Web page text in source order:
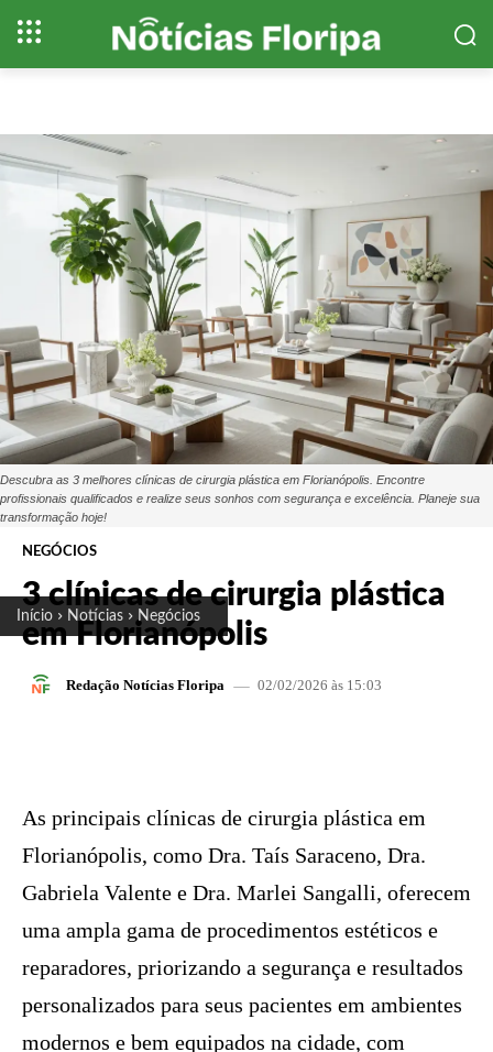
Início Notícias Negócios
Descubra as 3 melhores clínicas de cirurgia plástica em Florianópolis. Encontre
profissionais qualificados e realize seus sonhos com segurança e excelência. Planeje sua
transformação hoje!
NEGÓCIOS
3 clínicas de cirurgia plástica
em Florianópolis
Redação Notícias Floripa 02/02/2026 às 15:03
As principais clínicas de cirurgia plástica em
Florianópolis, como Dra. Taís Saraceno, Dra.
Gabriela Valente e Dra. Marlei Sangalli, oferecem
uma ampla gama de procedimentos estéticos e
reparadores, priorizando a segurança e resultados
personalizados para seus pacientes em ambientes
modernos e bem equipados na cidade, com